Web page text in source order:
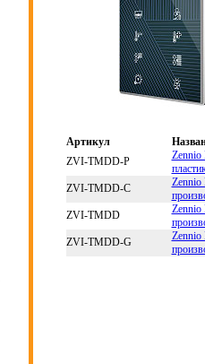
Артикул
ZVI-TMDD-P
ZVI-TMDD-C
ZVI-TMDD
ZVI-TMDD-G